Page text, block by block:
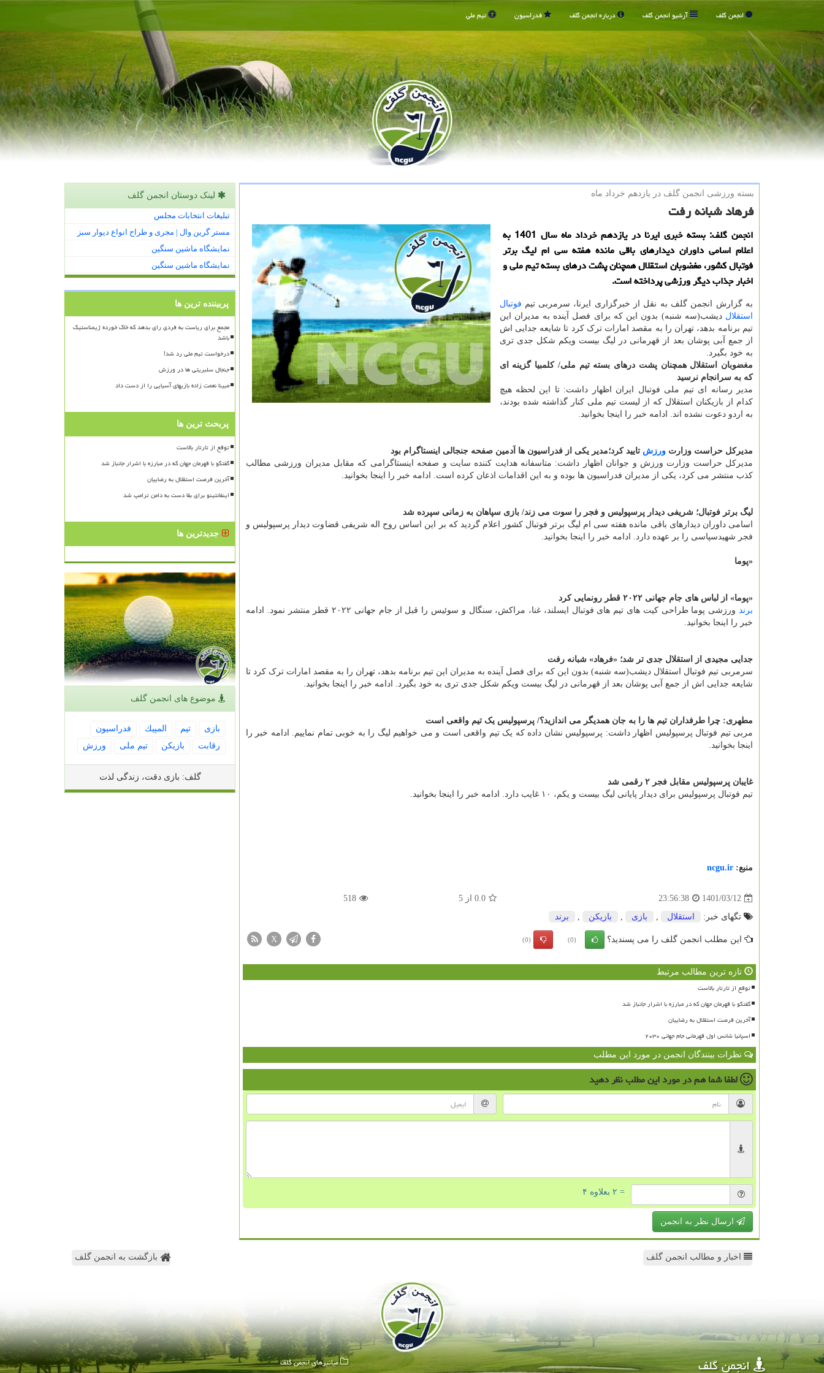
انجمن گلف آرشیو انجمن گلف درباره انجمن گلف فدراسیون تیم ملی
بسته ورزشی انجمن گلف در یازدهم خرداد ماه
فرهاد شبانه رفت
انجمن گلف: بسته خبری ایرنا در یازدهم خرداد ماه سال 1401 به
اعلام اسامی داوران دیدارهای باقی مانده هفته سی ام لیگ برتر
فوتبال کشور، مغضوبان استقلال همچنان پشت درهای بسته تیم ملی و
اخبار جذاب دیگر ورزشی پرداخته است.
به گزارش انجمن گلف به نقل از خبرگزاری ایرنا، سرمربی تیم فوتبال
استقلال دیشب(سه شنبه) بدون این که برای فصل آینده به مدیران این
تیم برنامه بدهد، تهران را به مقصد امارات ترک کرد تا شایعه جدایی اش
از جمع آبی پوشان بعد از قهرمانی در لیگ بیست ویکم شکل جدی تری
به خود بگیرد.
مغضوبان استقلال همچنان پشت درهای بسته تیم ملی/ کلمبیا گزینه ای
که به سرانجام نرسید
مدیر رسانه ای تیم ملی فوتبال ایران اظهار داشت: تا این لحظه هیچ
کدام از بازیکنان استقلال که از لیست تیم ملی کنار گذاشته شده بودند،
به اردو دعوت نشده اند. ادامه خبر را اینجا بخوانید.
مدیرکل حراست وزارت ورزش تایید کرد؛مدیر یکی از فدراسیون ها اَدمین صفحه جنجالی اینستاگرام بود
مدیرکل حراست وزارت ورزش و جوانان اظهار داشت: متاسفانه هدایت کننده سایت و صفحه اینستاگرامی که مقابل مدیران ورزشی مطالب
کذب منتشر می کرد، یکی از مدیران فدراسیون ها بوده و به این اقدامات اذعان کرده است. ادامه خبر را اینجا بخوانید.
لیگ برتر فوتبال؛ شریفی دیدار پرسپولیس و فجر را سوت می زند/ بازی سپاهان به زمانی سپرده شد
اسامی داوران دیدارهای باقی مانده هفته سی ام لیگ برتر فوتبال کشور اعلام گردید که بر این اساس روح اله شریفی قضاوت دیدار پرسپولیس و
فجر شهیدسپاسی را بر عهده دارد. ادامه خبر را اینجا بخوانید.
«پوما
«پوما» از لباس های جام جهانی ۲۰۲۲ قطر رونمایی کرد
برند
ورزشی پوما طراحی کیت های تیم های فوتبال ایسلند، غنا، مراکش، سنگال و سوئیس را قبل از جام جهانی ۲۰۲۲ قطر منتشر نمود. ادامه
خبر را اینجا بخوانید.
جدایی مجیدی از استقلال جدی تر شد؛ «فرهاد» شبانه رفت
سرمربی تیم فوتبال استقلال دیشب(سه شنبه) بدون این که برای فصل آینده به مدیران این تیم برنامه بدهد، تهران را به مقصد امارات ترک کرد تا
شایعه جدایی اش از جمع آبی پوشان بعد از قهرمانی در لیگ بیست ویکم شکل جدی تری به خود بگیرد. ادامه خبر را اینجا بخوانید.
مطهری: چرا طرفداران تیم ها را به جان همدیگر می اندازید؟/ پرسپولیس یک تیم واقعی است
مربی تیم فوتبال پرسپولیس اظهار داشت: پرسپولیس نشان داده که یک تیم واقعی است و می خواهیم لیگ را به خوبی تمام نماییم. ادامه خبر را
اینجا بخوانید.
غایبان پرسپولیس مقابل فجر ۲ رقمی شد
تیم فوتبال پرسپولیس برای دیدار پایانی لیگ بیست و یکم، ۱۰ غایب دارد. ادامه خبر را اینجا بخوانید.
منبع: ncgu.ir
1401/03/12
23:56:38
0.0 از5
518
تگهای خبر: استقلال , بازی , بازیكن , برند
این مطلب انجمن گلف را می پسندید؟ (0)
(0)
X
تازه ترین مطالب مرتبط
توقع از تارتار بالاست
گفتگو با قهرمان جهان که در مبارزه با اشرار جانباز شد
آخرین فرصت استقلال به رضاییان
اسپانیا شانس اول قهرمانی جام جهانی ۲۰۳۰
نظرات بینندگان انجمن در مورد این مطلب
لطفا شما همدر مورد این مطلبنظر دهید
= ۲ بعلاوه ۴
ارسال نظر به انجمن
لینک دوستان انجمن گلف
تبلیغات انتخابات مجلس
مستر گرین وال | مجری و طراح انواع دیوار سبز
نمایشگاه ماشین سنگین
نمایشگاه ماشین سنگین
پربیننده ترین ها
مجمع برای ریاست به فردی رای بدهد که خاک خورده ژیمناستیک
باشد
درخواست تیم ملی رد شد!
جنجال سلبریتی ها در ورزش
مبینا نعمت زاده بازیهای آسیایی را از دست داد
پربحث ترین ها
توقع از تارتار بالاست
گفتگو با قهرمان جهان که در مبارزه با اشرار جانباز شد
آخرین فرصت استقلال به رضاییان
اینفانتینو برای بقا دست به دامن ترامپ شد
جدیدترین ها
موضوع های انجمن گلف
بازی تیم المپیك
فدراسیون
رقابت
بازیكن تیم ملی ورزش
گلف: بازی دقت، زندگی لذت
اخبار و مطالب انجمن گلف بازگشت به انجمن گلف
انجمن گلف میانبرهای انجمن گلف